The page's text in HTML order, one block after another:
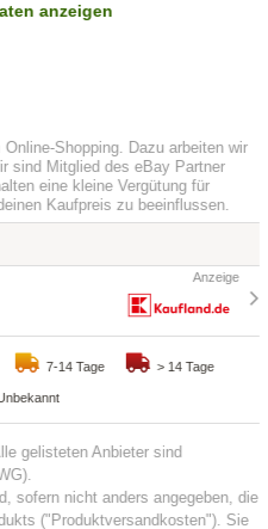
anzeigen
Shopping. Dazu arbeiten wir
sind Mitglied des eBay Partner
eine kleine Vergütung für
Kaufpreis zu beeinflussen.
7-14 Tage > 14 Tage